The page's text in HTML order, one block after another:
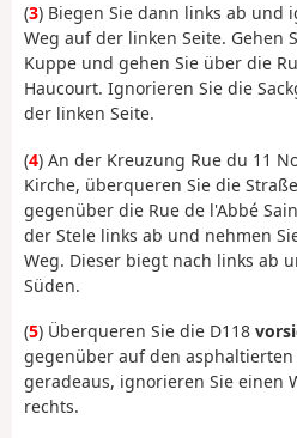
(3) Biegen Sie dann links ab und
Weg auf der linken Seite. Gehen
Kuppe und gehen Sie über die
Haucourt. Ignorieren Sie die
der linken Seite.
(4) An der Kreuzung Rue du 11
Kirche, überqueren Sie die
gegenüber die Rue de l'Abbé
der Stele links ab und nehmen
Weg. Dieser biegt nach links ab
Süden.
(5) Überqueren Sie die D118
gegenüber auf den asphaltierten
geradeaus, ignorieren Sie einen
rechts.